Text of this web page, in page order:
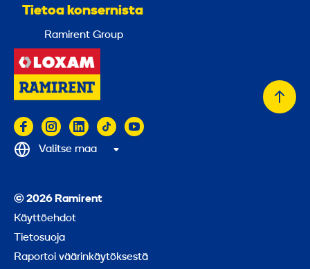
Tietoa konsernista
Ramirent Group
© 2026 Ramirent
Käyttöehdot
Tietosuoja
Raportoi väärinkäytöksestä
Valitse maa